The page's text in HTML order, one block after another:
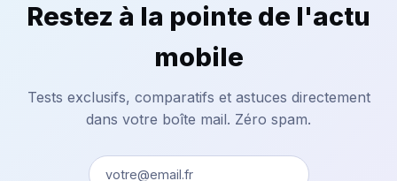
Restez à la pointe de l'actu
mobile
Tests exclusifs, comparatifs et astuces directement
dans votre boîte mail. Zéro spam.